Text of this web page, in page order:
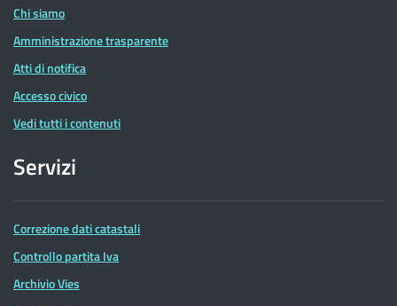
Chi siamo
Amministrazione trasparente
Atti di notifica
Accesso civico
Vedi tutti i contenuti
Servizi
Correzione dati catastali
Controllo partita Iva
Archivio Vies